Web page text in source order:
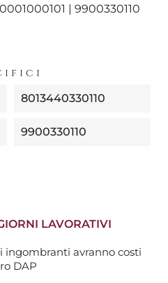
| 9900330110
8013440330110
9900330110
LAVORATIVI
ingombranti avranno costi
DAP